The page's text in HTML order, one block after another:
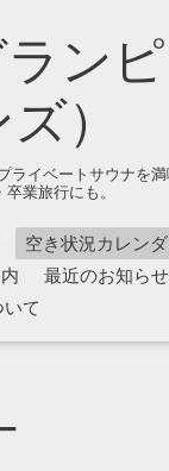
ン
）
イベートサウナを
業旅行にも。
空き状況カレン
最近のお知らせ
て